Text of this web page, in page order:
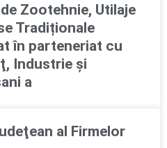
Zootehnie, Utilaje
Tradiționale
în parteneriat cu
Industrie şi
a
al Firmelor